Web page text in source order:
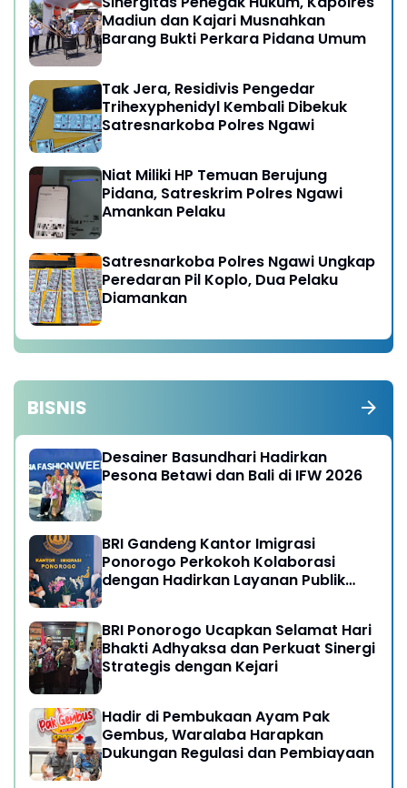
Madiun dan Kajari Musnahkan
Barang Bukti Perkara Pidana Umum
Tak Jera, Residivis Pengedar
Trihexyphenidyl Kembali Dibekuk
Satresnarkoba Polres Ngawi
Niat Miliki HP Temuan Berujung
Pidana, Satreskrim Polres Ngawi
Amankan Pelaku
Satresnarkoba Polres Ngawi Ungkap
Peredaran Pil Koplo, Dua Pelaku
Diamankan
BISNIS
Desainer Basundhari Hadirkan
Pesona Betawi dan Bali di IFW 2026
BRI Gandeng Kantor Imigrasi
Ponorogo Perkokoh Kolaborasi
dengan Hadirkan Layanan Publik
BRI Ponorogo Ucapkan Selamat Hari
Bhakti Adhyaksa dan Perkuat Sinergi
Strategis dengan Kejari
Hadir di Pembukaan Ayam Pak
Gembus, Waralaba Harapkan
Dukungan Regulasi dan Pembiayaan